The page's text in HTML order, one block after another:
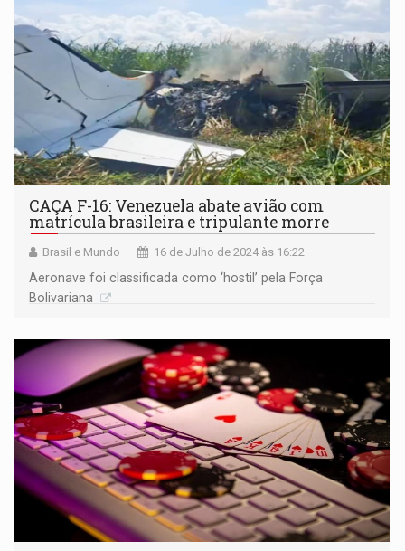
CAÇA F-16: Venezuela abate avião com
matrícula brasileira e tripulante morre
Brasil e Mundo 16 de Julho de 2024 às 16:22
Aeronave foi classificada como ‘hostil’ pela Força
Bolivariana